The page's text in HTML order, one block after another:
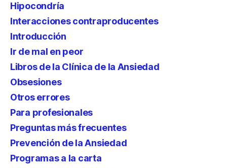
Hipocondría
Interacciones contraproducentes
Introducción
Ir de mal en peor
Libros de la Clínica de la Ansiedad
Obsesiones
Otros errores
Para profesionales
Preguntas más frecuentes
Prevención de la Ansiedad
Programas a la carta